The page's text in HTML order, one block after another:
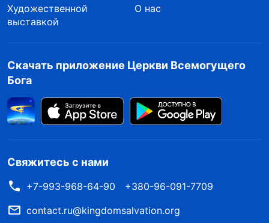
Художественной
выставкой
О нас
Скачать приложение Церкви Всемогущего
Бога
Свяжитесь с нами
+7-993-968-64-90
+380-96-091-7709
contact.ru@kingdomsalvation.org